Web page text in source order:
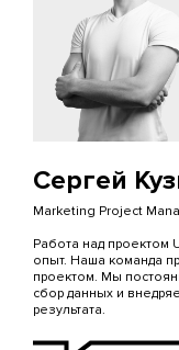
Сергей
Marketing Project
Работа над проектом
опыт. Наша команда
проектом. Мы
сбор данных и
результата.